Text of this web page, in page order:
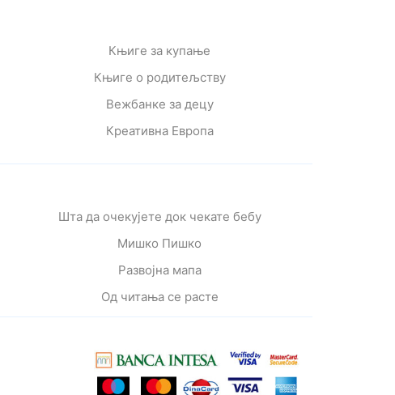
Књиге за купање
Књиге о родитељству
Вежбанке за децу
Креативна Европа
Шта да очекујете док чекате бебу
Мишко Пишко
Развојна мапа
Од читања се расте